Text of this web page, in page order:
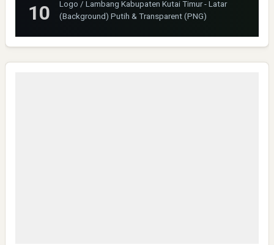
Logo / Lambang Kabupaten Kutai Timur - Latar
(Background) Putih & Transparent (PNG)